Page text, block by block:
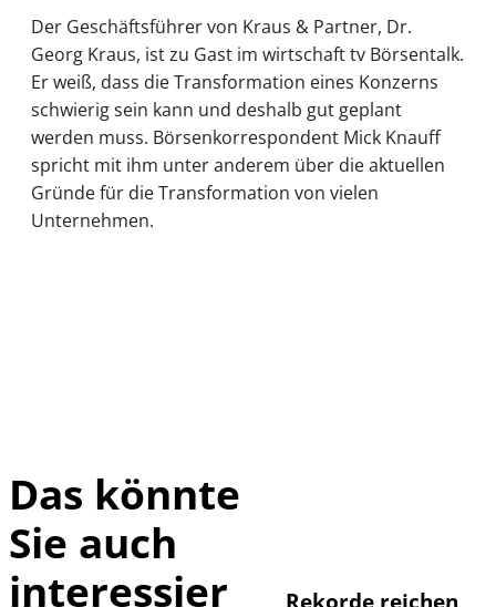
Der Geschäftsführer von Kraus & Partner, Dr.
Georg Kraus, ist zu Gast im wirtschaft tv Börsentalk.
Er weiß, dass die Transformation eines Konzerns
schwierig sein kann und deshalb gut geplant
werden muss. Börsenkorrespondent Mick Knauff
spricht mit ihm unter anderem über die aktuellen
Gründe für die Transformation von vielen
Unternehmen.
Das könnte
Sie auch
interessier
Rekorde reichen